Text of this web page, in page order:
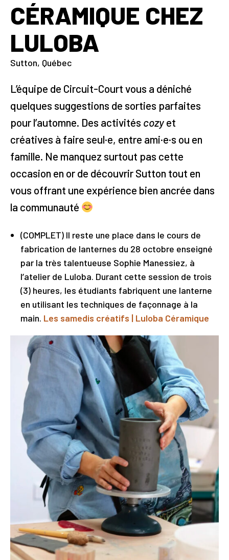
CÉRAMIQUE CHEZ
LULOBA
Sutton, Québec
L’équipe de Circuit-Court vous a déniché
quelques suggestions de sorties parfaites
pour l’automne. Des activités cozy et
créatives à faire seul·e, entre ami·e·s ou en
famille. Ne manquez surtout pas cette
occasion en or de découvrir Sutton tout en
vous offrant une expérience bien ancrée dans
la communauté
(COMPLET) Il reste une place dans le cours de
fabrication de lanternes du 28 octobre enseigné
par la très talentueuse Sophie Manessiez, à
l’atelier de Luloba. Durant cette session de trois
(3) heures, les étudiants fabriquent une lanterne
en utilisant les techniques de façonnage à la
main. Les samedis créatifs | Luloba Céramique